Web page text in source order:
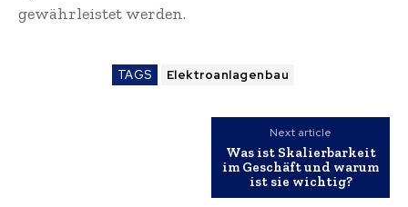
gewährleistet werden.
TAGS Elektroanlagenbau
Next article
Was ist Skalierbarkeit
im Geschäft und warum
ist sie wichtig?